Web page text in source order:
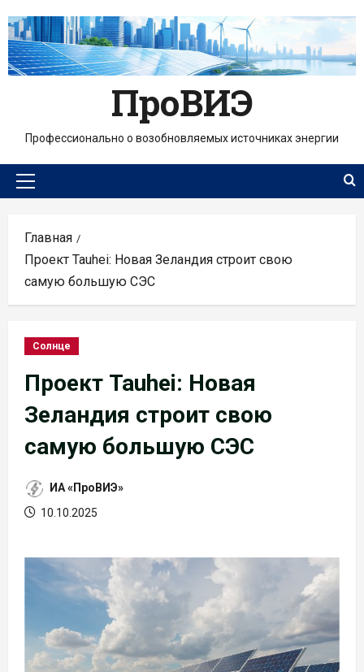
содержимому
ПроВИЭ
Профессионально о возобновляемых источниках энергии
Основное
Главная
Проект Tauhei: Новая Зеландия строит свою
самую большую СЭС
Солнце
Проект Tauhei: Новая
Зеландия строит свою
самую большую СЭС
ИА «ПроВИЭ»
10.10.2025